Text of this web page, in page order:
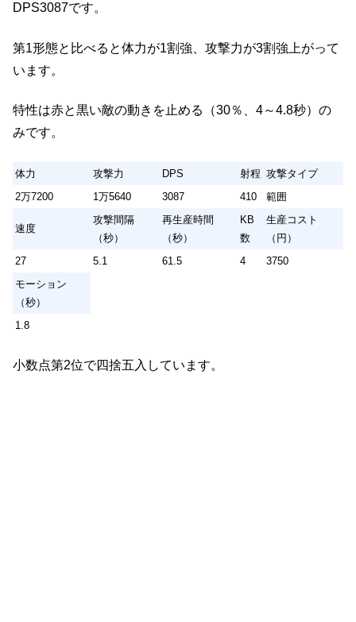
DPS3087です。
第1形態と比べると体力が1割強、攻撃力が3割強上がって
います。
特性は赤と黒い敵の動きを止める（30％、4～4.8秒）の
みです。
体力 攻撃力 DPS 射程 攻撃タイプ
2万7200
1万5640 3087 410 範囲
速度
攻撃間隔
（秒）
再生産時間
（秒）
KB
数
生産コスト
（円）
27
5.1 61.5 4
3750
モーション
（秒）
1.8
小数点第2位で四捨五入しています。